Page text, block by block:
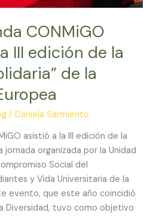
CONMiGO
III edición de la
de la
/Daniela Sarmiento
asistió a la III edición de la
jornada organizada por la Unidad
Social del
y Vida Universitaria de la
evento, que este año coincidió
Diversidad, tuvo como objetivo